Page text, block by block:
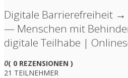
Digitale Barrierefreiheit
— Menschen mit
digitale Teilhabe |
0( 0 REZENSIONEN )
21 TEILNEHMER